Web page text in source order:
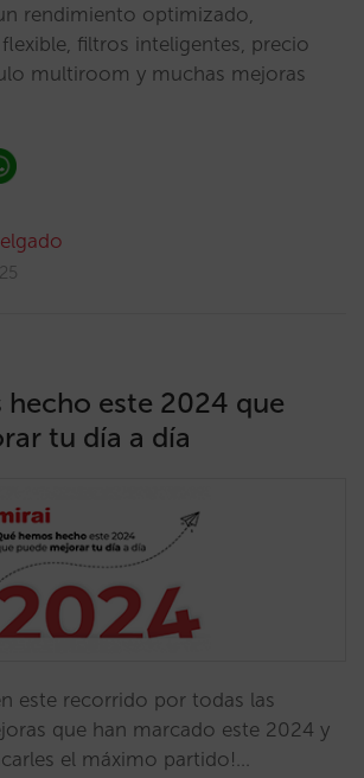
rendimiento optimizado,
filtros inteligentes, precio
multiroom y muchas mejoras
hecho este 2024 que
tu día a día
este recorrido por todas las
que han marcado este 2024 y
el máximo partido!…